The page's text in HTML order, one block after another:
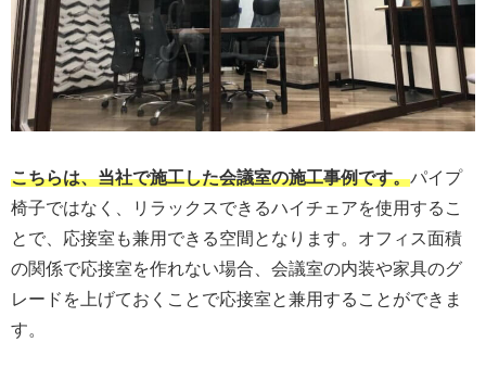
こちらは、当社で施工した会議室の施工事例です。パイプ
椅子ではなく、リラックスできるハイチェアを使用するこ
とで、応接室も兼用できる空間となります。オフィス面積
の関係で応接室を作れない場合、会議室の内装や家具のグ
レードを上げておくことで応接室と兼用することができま
す。